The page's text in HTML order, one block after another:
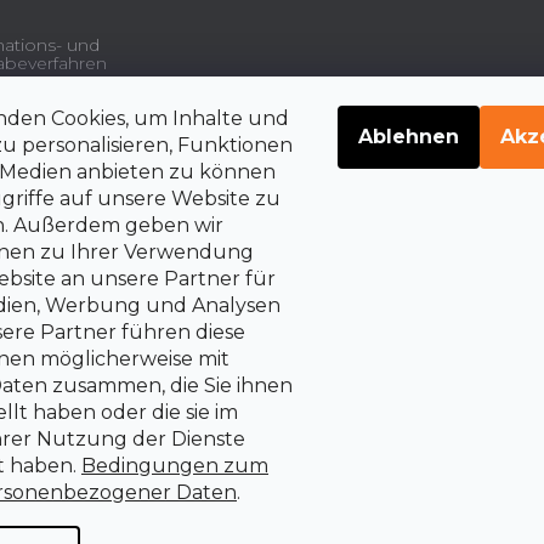
Cookies, um Inhalte und
personalisieren, Funktionen
anbieten zu können
auf unsere Website zu
Außerdem geben wir
zu Ihrer Verwendung
an unsere Partner für
Werbung und Analysen
Partner führen diese
möglicherweise mit
zusammen, die Sie ihnen
haben oder die sie im
Nutzung der Dienste
haben. Bedingungen zum
Daten.
Ablehnen
und
und
über die
auf Vertragsrücktritt